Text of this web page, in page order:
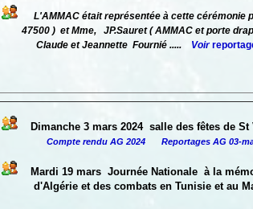
L'AMMAC était représentée à cette
47500 ) et Mme, JP.Sauret ( AMMAC et porte
Claude et Jeannette Fournié ..... Voir
Dimanche 3 mars 2024 salle des fêtes de St
Compte rendu AG 2024 Reportages AG 03-
Mardi 19 mars Journée Nationale à la
d'Algérie et des combats en Tunisie et au